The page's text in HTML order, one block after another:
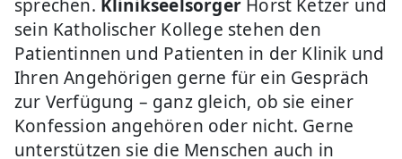
sprechen. Klinikseelsorger Horst Ketzer und
sein Katholischer Kollege stehen den
Patientinnen und Patienten in der Klinik und
Ihren Angehörigen gerne für ein Gespräch
zur Verfügung – ganz gleich, ob sie einer
Konfession angehören oder nicht. Gerne
unterstützen sie die Menschen auch in